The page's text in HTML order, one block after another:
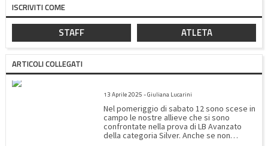
ISCRIVITI COME
STAFF ATLETA
ARTICOLI COLLEGATI
13 Aprile 2025 - Giuliana Lucarini
Nel pomeriggio di sabato 12 sono scese in
campo le nostre allieve che si sono
confrontate nella prova di LB Avanzato
della categoria Silver. Anche se non